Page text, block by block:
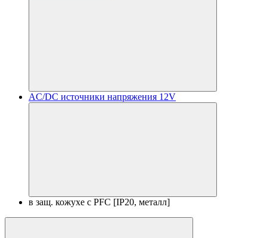
AC/DC источники напряжения 12V
в защ. кожухе с PFC [IP20, металл]